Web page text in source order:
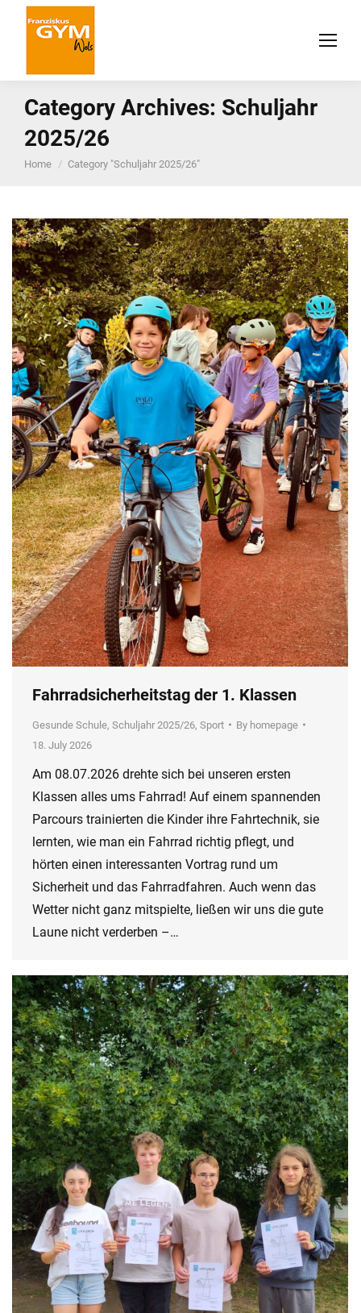
Category Archives: Schuljahr
2025/26
You are here:
Home Category "Schuljahr 2025/26"
Fahrradsicherheitstag der 1. Klassen
Gesunde Schule, Schuljahr 2025/26, Sport By homepage
18. July 2026
Am 08.07.2026 drehte sich bei unseren ersten
Klassen alles ums Fahrrad! Auf einem spannenden
Parcours trainierten die Kinder ihre Fahrtechnik, sie
lernten, wie man ein Fahrrad richtig pflegt, und
hörten einen interessanten Vortrag rund um
Sicherheit und das Fahrradfahren. Auch wenn das
Wetter nicht ganz mitspielte, ließen wir uns die gute
Laune nicht verderben –…